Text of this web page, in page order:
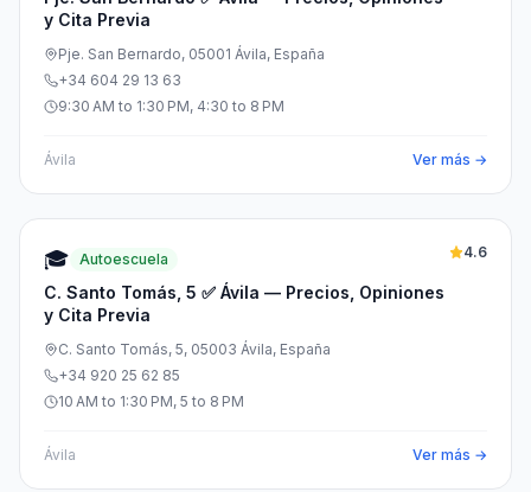
y Cita Previa
Pje. San Bernardo, 05001 Ávila, España
+34 604 29 13 63
9:30 AM to 1:30 PM, 4:30 to 8 PM
Ávila Ver más →
🎓 Autoescuela
C. Santo Tomás, 5 ✅ Ávila — Precios, Opiniones
y Cita Previa
4.6
C. Santo Tomás, 5, 05003 Ávila, España
+34 920 25 62 85
10 AM to 1:30 PM, 5 to 8 PM
Ávila Ver más →